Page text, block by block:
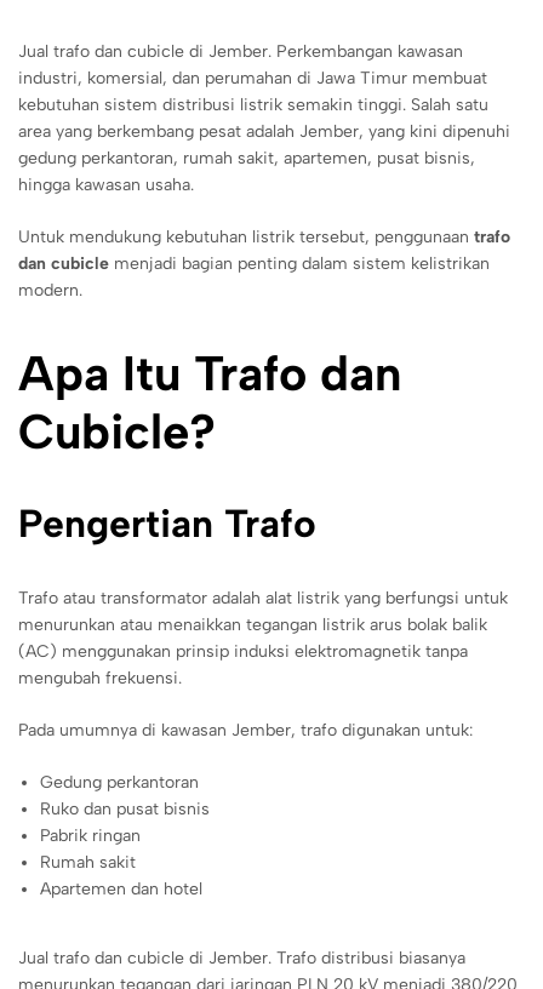
Jual trafo dan cubicle di Jember. Perkembangan kawasan
industri, komersial, dan perumahan di Jawa Timur membuat
kebutuhan sistem distribusi listrik semakin tinggi. Salah satu
area yang berkembang pesat adalah Jember, yang kini dipenuhi
gedung perkantoran, rumah sakit, apartemen, pusat bisnis,
hingga kawasan usaha.
Untuk mendukung kebutuhan listrik tersebut, penggunaan trafo
dan cubicle menjadi bagian penting dalam sistem kelistrikan
modern.
Apa Itu Trafo dan
Cubicle?
Pengertian Trafo
Trafo atau transformator adalah alat listrik yang berfungsi untuk
menurunkan atau menaikkan tegangan listrik arus bolak balik
(AC) menggunakan prinsip induksi elektromagnetik tanpa
mengubah frekuensi.
Pada umumnya di kawasan Jember, trafo digunakan untuk:
Gedung perkantoran
Ruko dan pusat bisnis
Pabrik ringan
Rumah sakit
Apartemen dan hotel
Jual trafo dan cubicle di Jember. Trafo distribusi biasanya